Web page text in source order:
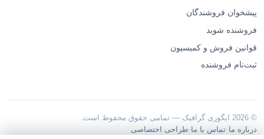
پیشخوان فروشندگان
فروشنده شوید
قوانین فروش و کمیسیون
ثبت‌نام فروشنده
© 2026 ایگوری گرافیک — تمامی حقوق محفوظ است.
درباره ما ·تماس با ما ·طراحی اختصاصی